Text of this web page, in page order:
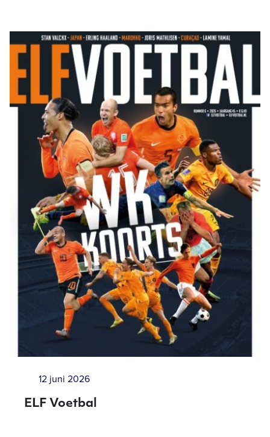
12 juni 2026
ELF Voetbal